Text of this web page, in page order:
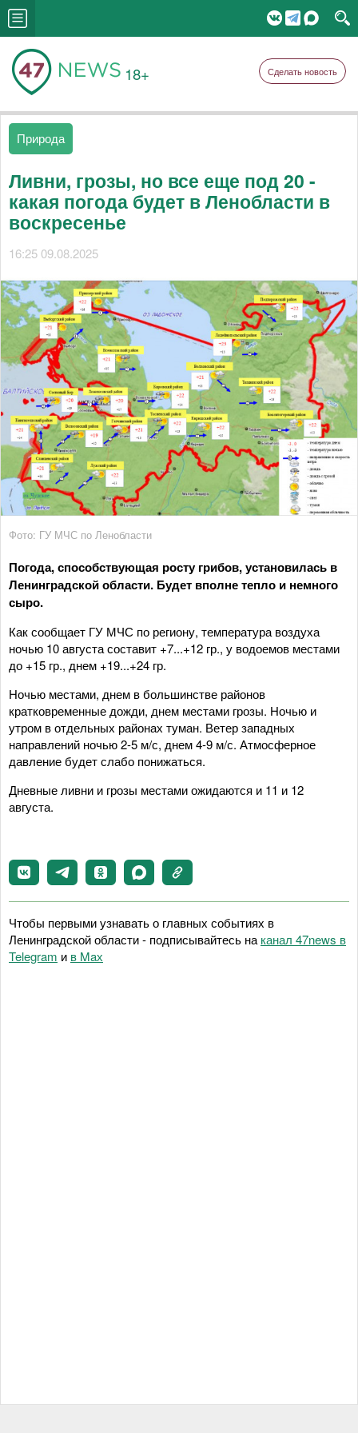
18+ Сделать новость
Природа
Ливни, грозы, но все еще под 20 -
какая погода будет в Ленобласти в
воскресенье
16:25 09.08.2025
Фото: ГУ МЧС по Ленобласти
Погода, способствующая росту грибов, установилась в
Ленинградской области. Будет вполне тепло и немного
сыро.
Как сообщает ГУ МЧС по региону, температура воздуха
ночью 10 августа составит +7...+12 гр., у водоемов местами
до +15 гр., днем +19...+24 гр.
Ночью местами, днем в большинстве районов
кратковременные дожди, днем местами грозы. Ночью и
утром в отдельных районах туман. Ветер западных
направлений ночью 2-5 м/с, днем 4-9 м/с. Атмосферное
давление будет слабо понижаться.
Дневные ливни и грозы местами ожидаются и 11 и 12
августа.
Чтобы первыми узнавать о главных событиях в
Ленинградской области - подписывайтесь на канал 47news в
Telegram и в Maх